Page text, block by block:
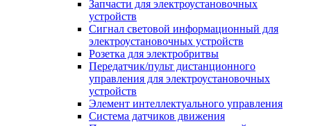
Запчасти для электроустановочных
устройств
Сигнал световой информационный для
электроустановочных устройств
Розетка для электробритвы
Передатчик/пульт дистанционного
управления для электроустановочных
устройств
Элемент интеллектуального управления
Система датчиков движения